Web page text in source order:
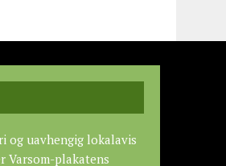
og uavhengig lokalavis
Varsom-plakatens